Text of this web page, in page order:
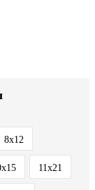
8x12
11x21